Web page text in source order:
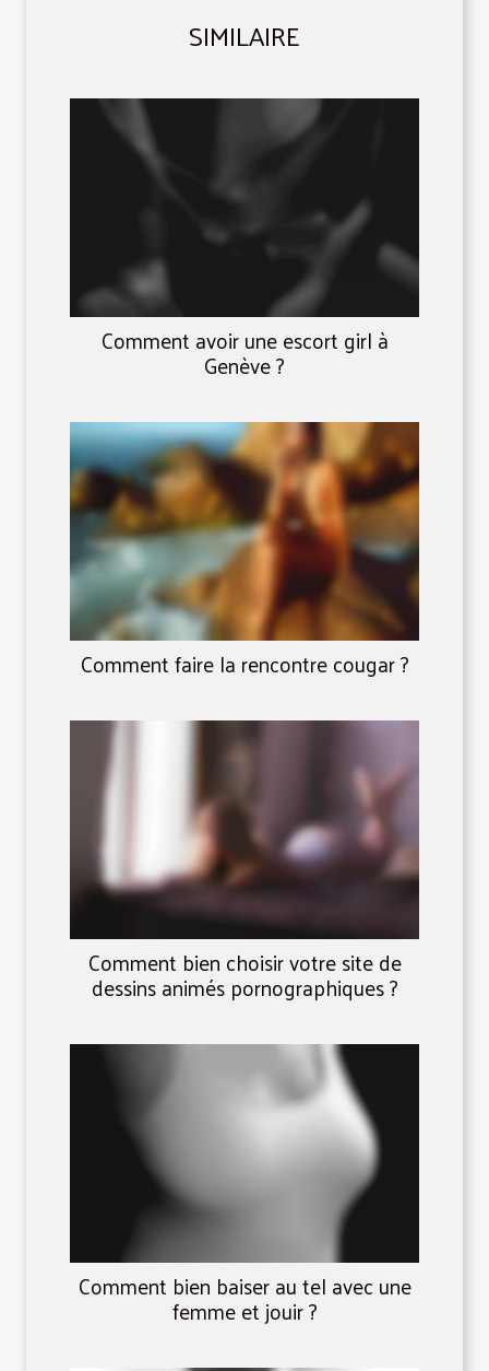
SIMILAIRE
Comment avoir une escort girl à
Genève ?
Comment faire la rencontre cougar ?
Comment bien choisir votre site de
dessins animés pornographiques ?
Comment bien baiser au tel avec une
femme et jouir ?